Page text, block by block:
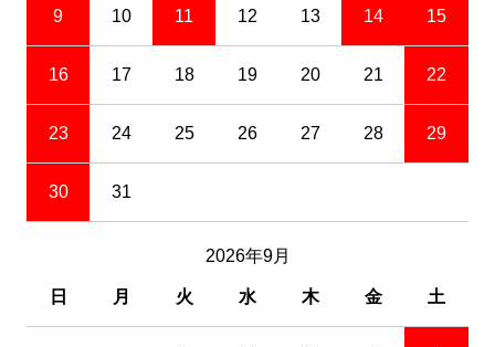
9 10 11 12 13 14 15
16 17 18 19 20 21 22
23 24 25 26 27 28 29
30 31
2026年9月
日 月 火 水 木 金 土